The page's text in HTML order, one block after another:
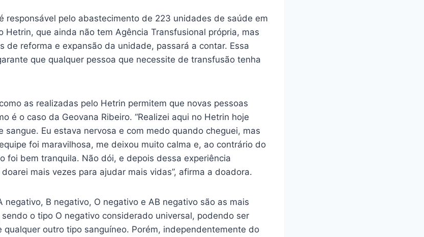
responsável pelo abastecimento de 223 unidades de saúde em
Hetrin, que ainda não tem Agência Transfusional própria, mas
de reforma e expansão da unidade, passará a contar. Essa
que qualquer pessoa que necessite de transfusão tenha
as realizadas pelo Hetrin permitem que novas pessoas
é o caso da Geovana Ribeiro. “Realizei aqui no Hetrin hoje
sangue. Eu estava nervosa e com medo quando cheguei, mas
foi maravilhosa, me deixou muito calma e, ao contrário do
foi bem tranquila. Não dói, e depois dessa experiência
mais vezes para ajudar mais vidas”, afirma a doadora.
negativo, B negativo, O negativo e AB negativo são as mais
o tipo O negativo considerado universal, podendo ser
qualquer outro tipo sanguíneo. Porém, independentemente do